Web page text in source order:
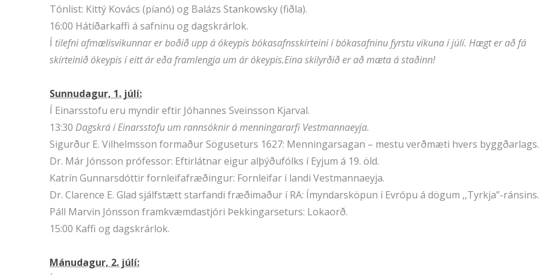
Tónlist: Kittý Kovács (píanó) og Balázs Stankowsky (fiðla).
16:00 Hátíðarkaffi á safninu og dagskrárlok.
Í tilefni afmælisvikunnar er boðið upp á ókeypis bókasafnsskírteini í bókasafninu fyrstu vikuna í júlí. Hægt er að fá
skírteinið ókeypis í eitt ár eða framlengja um ár ókeypis.Eina skilyrðið er að mæta á staðinn!
Sunnudagur, 1. júlí:
Í Einarsstofu eru myndir eftir Jóhannes Sveinsson Kjarval.
13:30 Dagskrá í Einarsstofu um rannsóknir á menningararfi Vestmannaeyja.
Sigurður E. Vilhelmsson formaður Söguseturs 1627: Menningarsagan – mestu verðmæti hvers byggðarlags.
Dr. Már Jónsson prófessor: Eftirlátnar eigur alþýðufólks í Eyjum á 19. öld.
Katrín Gunnarsdóttir fornleifafræðingur: Fornleifar í landi Vestmannaeyja.
Dr. Clarence E. Glad sjálfstætt starfandi fræðimaður í RA: Ímyndarsköpun í Evrópu á dögum ,,Tyrkja”-ránsins.
Páll Marvin Jónsson framkvæmdastjóri Þekkingarseturs: Lokaorð.
15:00 Kaffi og dagskrárlok.
Mánudagur, 2. júlí: